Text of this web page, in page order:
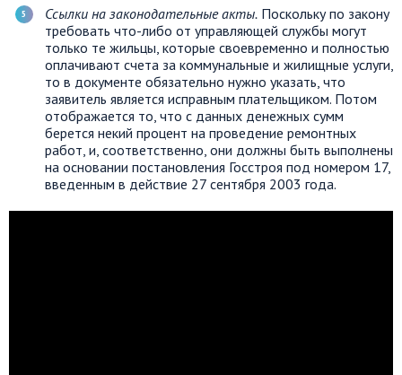
Ссылки на законодательные акты. Поскольку по закону
требовать что-либо от управляющей службы могут
только те жильцы, которые своевременно и полностью
оплачивают счета за коммунальные и жилищные услуги,
то в документе обязательно нужно указать, что
заявитель является исправным плательщиком. Потом
отображается то, что с данных денежных сумм
берется некий процент на проведение ремонтных
работ, и, соответственно, они должны быть выполнены
на основании постановления Госстроя под номером 17,
введенным в действие 27 сентября 2003 года.